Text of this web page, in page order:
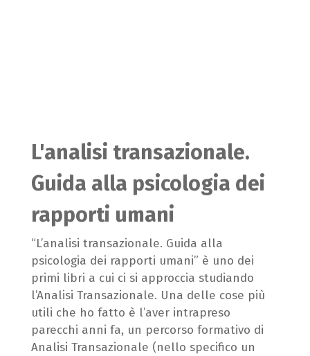
L'analisi transazionale.
Guida alla psicologia dei
rapporti umani
“L’analisi transazionale. Guida alla
psicologia dei rapporti umani” è uno dei
primi libri a cui ci si approccia studiando
l’Analisi Transazionale. Una delle cose più
utili che ho fatto è l’aver intrapreso
parecchi anni fa, un percorso formativo di
Analisi Transazionale (nello specifico un